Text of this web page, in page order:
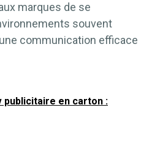
marques de se
souvent
communication efficace
publicitaire en carton :